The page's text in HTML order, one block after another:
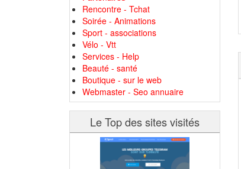
Rencontre - Tchat
Soirée - Animations
Sport - associations
Vélo - Vtt
Services - Help
Beauté - santé
Boutique - sur le web
Webmaster - Seo annuaire
Le Top des sites visités